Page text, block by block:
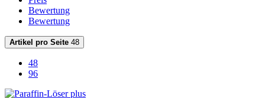
Bewertung
Bewertung
Artikel pro Seite 48
48
96